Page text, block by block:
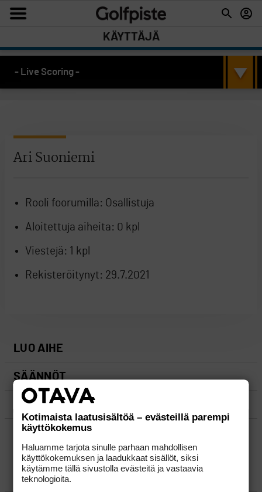
KÄYTTÄJÄ
- Live Scoring -
Ari Suoniemi
Rooli foorumilla: Osallistuja
Aloitettuja aiheita: 0 kpl
Viestejä: 1 kpl
Rekisteröitynyt: 29.7.2021
LUO AIHE
SÄÄNNÖT
OHJEET
UUSIMMAT VIESTIKETJUT
YLEISTÄ
Kotimaista laatusisältöä – evästeillä parempi
käyttökokemus
Haluamme tarjota sinulle parhaan mahdollisen
käyttökokemuksen ja laadukkaat sisällöt, siksi
käytämme tällä sivustolla evästeitä ja vastaavia
teknologioita.